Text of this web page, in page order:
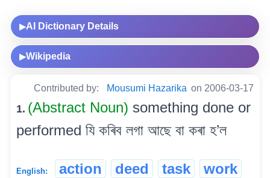
▶AI Dictionary Details
▶Wikipedia
Contributed by: Mousumi Hazarika on 2006-03-17
1. (Abstract Noun) something done or
performed যি কৰিব লগা আছে বা কৰা হ’ল
English: action deed task work